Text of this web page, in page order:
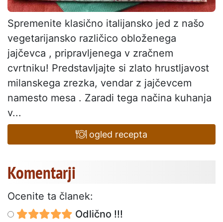
Spremenite klasično italijansko jed z našo
vegetarijansko različico obloženega
jajčevca , pripravljenega v zračnem
cvrtniku! Predstavljajte si zlato hrustljavost
milanskega zrezka, vendar z jajčevcem
namesto mesa . Zaradi tega načina kuhanja
v...
ogled recepta
Komentarji
Ocenite ta članek:
Odlično !!!